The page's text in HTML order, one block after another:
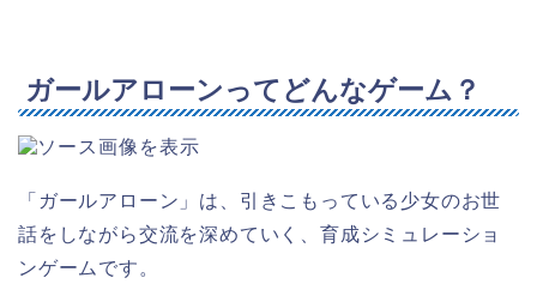
ガールアローンってどんなゲーム？
「ガールアローン」は、引きこもっている少女のお世
話をしながら交流を深めていく、育成シミュレーショ
ンゲームです。